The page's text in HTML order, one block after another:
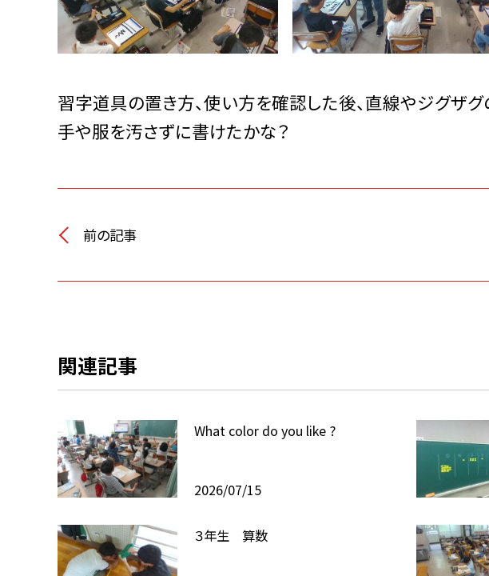
習字道具の置き方、使い方を確認した後、直線やジグザグ
手や服を汚さずに書けたかな？
前の記事
関連記事
What color do you like ?
2026/07/15
３年生 算数